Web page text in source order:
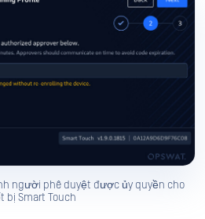
người phê duyệt được ủy quyền cho
bị Smart Touch